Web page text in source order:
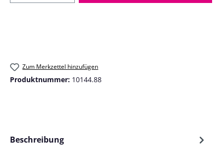
Zum Merkzettel hinzufügen
Produktnummer: 10144.88
Beschreibung